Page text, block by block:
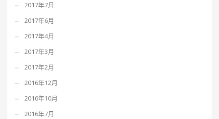
2017年7月
2017年6月
2017年4月
2017年3月
2017年2月
2016年12月
2016年10月
2016年7月